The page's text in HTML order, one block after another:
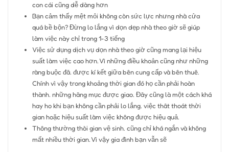
con cái cũng dễ dàng hơn
Bạn cảm thấy mệt mỏi không còn sức lực nhưng nhà cửa
quá bề bộn? Đừng lo lắng vì dọn dẹp nhà theo giờ sẽ giúp
làm việc này chỉ trong 1-3 tiếng
Việc sử dụng dịch vụ dọn nhà theo giờ cũng mang lại hiệu
suất làm việc cao hơn. Vì những điều khoản cũng như những
ràng buộc đã. được kí kết giữa bên cung cấp và bên thuê.
Chính vì vậy trong khoảng thời gian đó họ cần phải hoàn
thành. những hãng mục được giao. Đây cũng là một cách khá
hay ho khi bạn không cần phải lo lắng. việc thât thoát thời
gian hoặc hiệu suất làm việc không được hiệu quả.
Thông thường thòi gian vệ sinh. cũng chỉ khá ngắn và không
mất nhiều thời gian. Vì vậy gia đình bạn vẫn sẽ